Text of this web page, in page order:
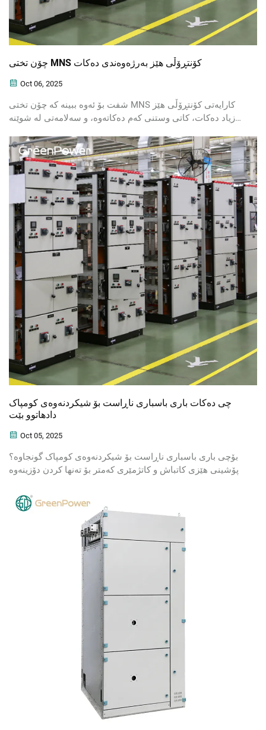
چۆن تختی MNS کۆنتڕۆڵی هێز بەرژەوەندی دەکات
Oct 06, 2025
شفت بۆ ئەوە ببینە کە چۆن تختی MNS کارایەتی کۆنتڕۆڵی هێز
زیاد دەکات، کاتی وستنی کەم دەکاتەوە، و سەلامەتی لە شوێنە
فێربه.
چی دەکات باری باسباری ناڕاست بۆ شیکردنەوەی کومپاک
دادهاتوو بێت
Oct 05, 2025
بۆچی باری باسباری ناڕاست بۆ شیکردنەوەی کومپاک گونجاوە؟
داپۆشینی هێزی کاتباش و کاتژمێری کەمتر بۆ تەنها کردن دۆزینه‌وه‌